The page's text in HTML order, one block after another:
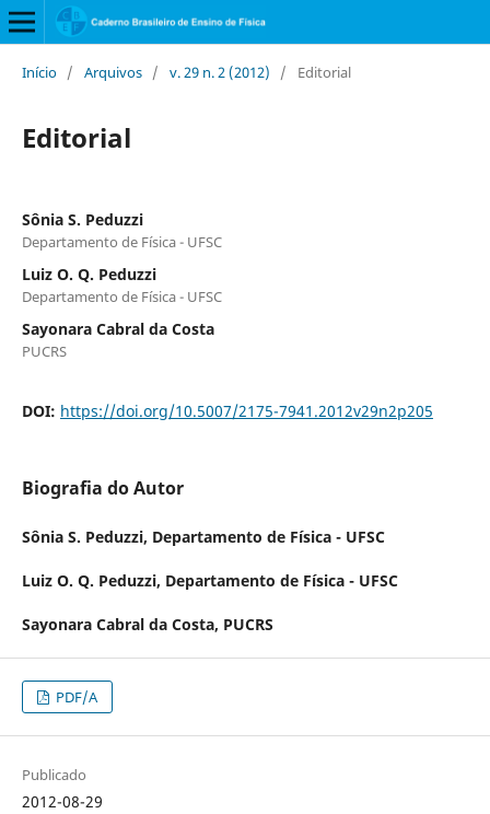
Início / Arquivos / v. 29 n. 2 (2012) / Editorial
Editorial
Sônia S. Peduzzi
Departamento de Física - UFSC
Luiz O. Q. Peduzzi
Departamento de Física - UFSC
Sayonara Cabral da Costa
PUCRS
DOI: https://doi.org/10.5007/2175-7941.2012v29n2p205
Biografia do Autor
Sônia S. Peduzzi, Departamento de Física - UFSC
Luiz O. Q. Peduzzi, Departamento de Física - UFSC
Sayonara Cabral da Costa, PUCRS
PDF/A
Publicado
2012-08-29